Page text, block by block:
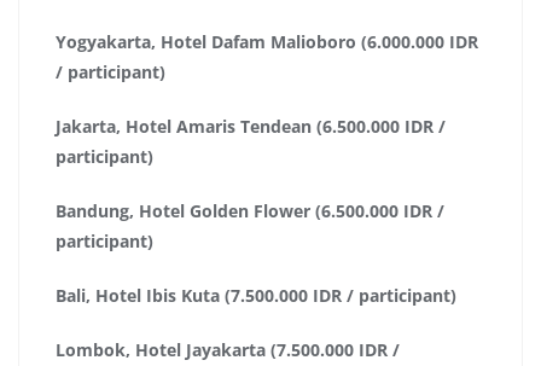
Yogyakarta, Hotel Dafam Malioboro (6.000.000 IDR
/ participant)
Jakarta, Hotel Amaris Tendean (6.500.000 IDR /
participant)
Bandung, Hotel Golden Flower (6.500.000 IDR /
participant)
Bali, Hotel Ibis Kuta (7.500.000 IDR / participant)
Lombok, Hotel Jayakarta (7.500.000 IDR /